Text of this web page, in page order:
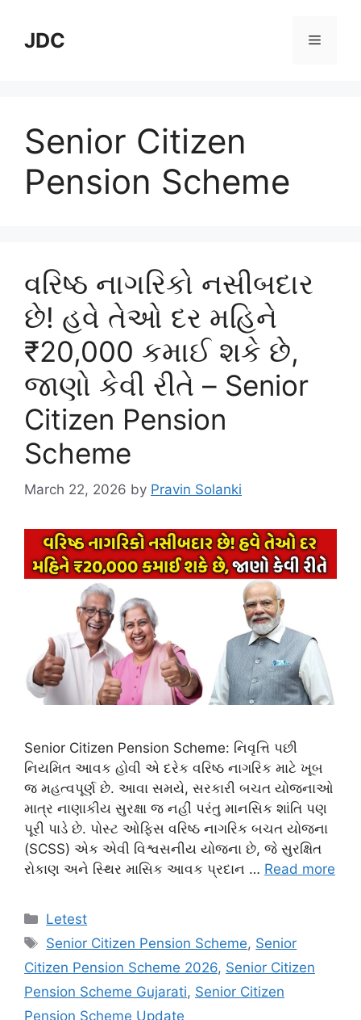
content
JDC Menu
Senior Citizen
Pension Scheme
વરિષ્ઠ નાગરિકો નસીબદાર
છે! હવે તેઓ દર મહિને
₹20,000 કમાઈ શકે છે,
જાણો કેવી રીતે – Senior
Citizen Pension
Scheme
March 22, 2026 by Pravin Solanki
Senior Citizen Pension Scheme: નિવૃત્તિ પછી
નિયમિત આવક હોવી એ દરેક વરિષ્ઠ નાગરિક માટે ખૂબ
જ મહત્વપૂર્ણ છે. આવા સમયે, સરકારી બચત યોજનાઓ
માત્ર નાણાકીય સુરક્ષા જ નહીં પરંતુ માનસિક શાંતિ પણ
પૂરી પાડે છે. પોસ્ટ ઓફિસ વરિષ્ઠ નાગરિક બચત યોજના
(SCSS) એક એવી વિશ્વસનીય યોજના છે, જે સુરક્ષિત
રોકાણ અને સ્થિર માસિક આવક પ્રદાન … Read more
Categories
Letest
Tags
Senior Citizen Pension Scheme, Senior
Citizen Pension Scheme 2026, Senior Citizen
Pension Scheme Gujarati, Senior Citizen
Pension Scheme Update